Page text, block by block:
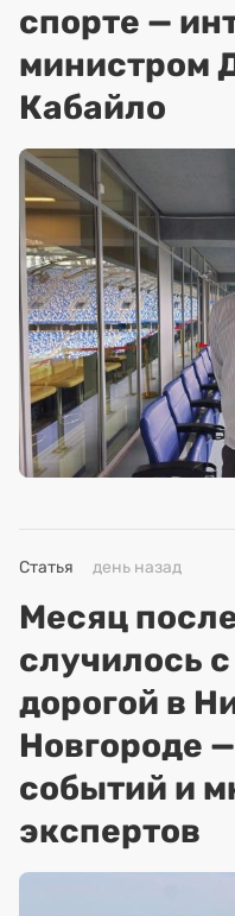
спорте —
министром
Кабайло
Статья день назад
Месяц
случилось
дорогой в
Новгороде
событий и
экспертов